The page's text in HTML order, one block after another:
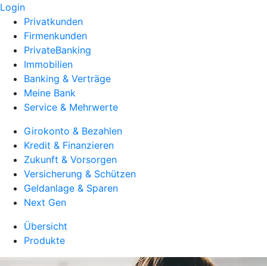
Login
Privatkunden
Firmenkunden
PrivateBanking
Immobilien
Banking & Verträge
Meine Bank
Service & Mehrwerte
Girokonto & Bezahlen
Kredit & Finanzieren
Zukunft & Vorsorgen
Versicherung & Schützen
Geldanlage & Sparen
Next Gen
Übersicht
Produkte